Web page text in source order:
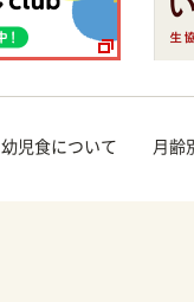
幼児食について 月齢